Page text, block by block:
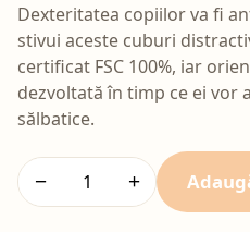
Dexteritatea copiilor va fi
stivui aceste cuburi
certificat FSC 100%, iar
dezvoltată în timp ce ei vor
sălbatice.
− +